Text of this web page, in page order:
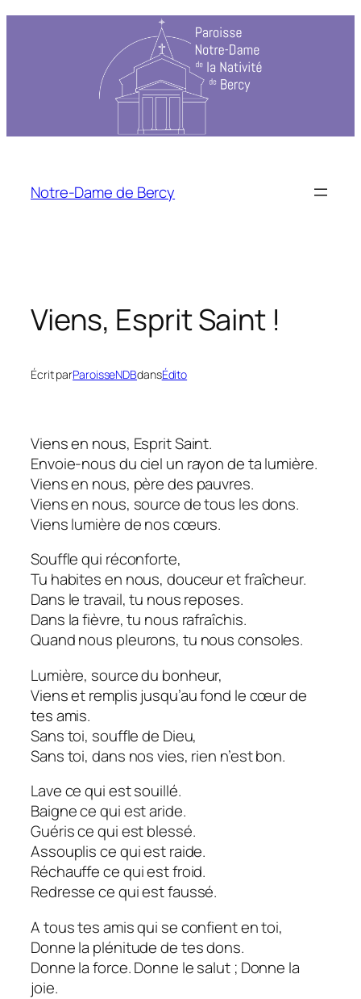
Notre-Dame de Bercy
Viens, Esprit Saint !
Écrit parParoisseNDBdansÉdito
Viens en nous, Esprit Saint.
Envoie-nous du ciel un rayon de ta lumière.
Viens en nous, père des pauvres.
Viens en nous, source de tous les dons.
Viens lumière de nos cœurs.
Souffle qui réconforte,
Tu habites en nous, douceur et fraîcheur.
Dans le travail, tu nous reposes.
Dans la fièvre, tu nous rafraîchis.
Quand nous pleurons, tu nous consoles.
Lumière, source du bonheur,
Viens et remplis jusqu’au fond le cœur de
tes amis.
Sans toi, souffle de Dieu,
Sans toi, dans nos vies, rien n’est bon.
Lave ce qui est souillé.
Baigne ce qui est aride.
Guéris ce qui est blessé.
Assouplis ce qui est raide.
Réchauffe ce qui est froid.
Redresse ce qui est faussé.
A tous tes amis qui se confient en toi,
Donne la plénitude de tes dons.
Donne la force. Donne le salut ; Donne la
joie.